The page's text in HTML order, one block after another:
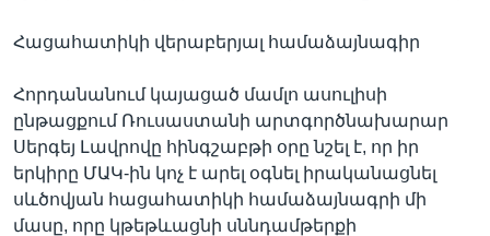
Հացահատիկի վերաբերյալ համաձայնագիր
Հորդանանում կայացած մամլո ասուլիսի
ընթացքում Ռուսաստանի արտգործնախարար
Սերգեյ Լավրովը հինգշաբթի օրը նշել է, որ իր
երկիրը ՄԱԿ-ին կոչ է արել օգնել իրականացնել
սևծովյան հացահատիկի համաձայնագրի մի
մասը, որը կթեթևացնի սննդամթերքի